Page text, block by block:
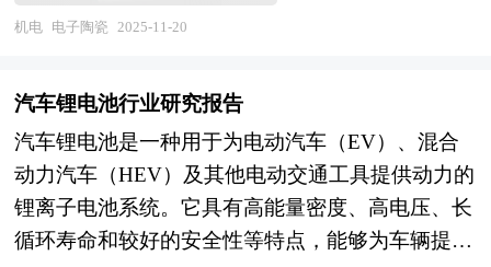
车规级与射频应用。 本研究咨询报告由中研普华
改委、国家经济信息中心、国务院发展研究中心、
国家海关总署、全国商业信息中心、中国经济景气
监测中心、中国行业研究网、全国及海外相关报刊
杂志的基础信息以及下一代芯片行业研究单位等公
布和提供的大量资料。报告对我国下一代芯片行业
业研究网、全国及海外多种相关报纸杂志的基础信
地对中国电子市场进行了分析研究。报告在总结中
国电子行业发展历程的基础上，结合新时期的各方
面因素，对中国电子行业的发展趋势给予了细致和
审慎的预测论证。报告资料详实，图表丰富，既有
深入的分析，又有直观的比较，为电子企业在激烈
求。 电子陶瓷的分类多样，按功能可分为绝缘装
瓷等。绝缘装置瓷具有优良的电绝缘性能，用于电
铁电钛酸钡为主成分，通过掺杂改性获得高介电常
数和低温度变化率；铁电陶瓷则利用铁电性晶体在
电场下的极化反转特性，制成压电器件，实现机械
能与电能的转换。 其应用领域广泛，覆盖电子、
机电 电子陶瓷 2025-11-20
汽车锂电池行业研究报告
汽车锂电池是一种用于为电动汽车（EV）、混合
动力汽车（HEV）及其他电动交通工具提供动力的
锂离子电池系统。它具有高能量密度、高电压、长
循环寿命和较好的安全性等特点，能够为车辆提供